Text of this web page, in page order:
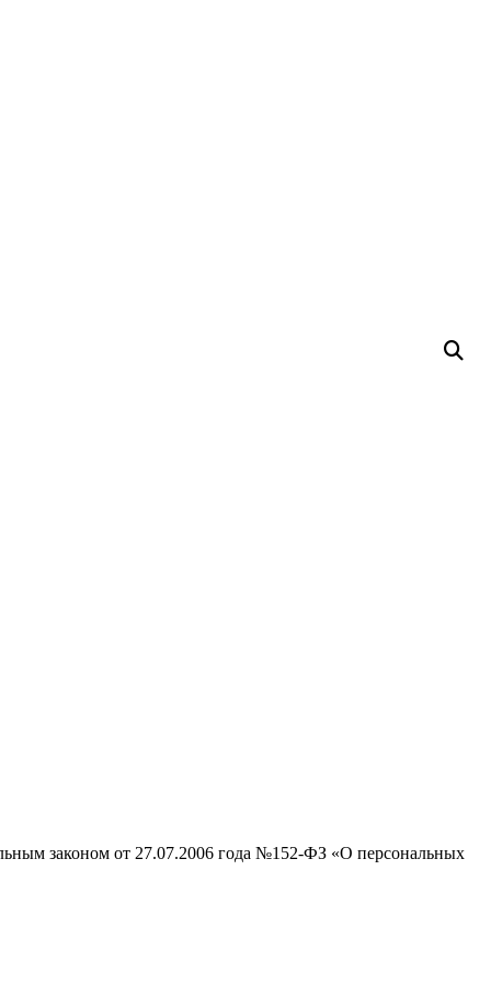
законом от 27.07.2006 года №152-ФЗ «О персональных